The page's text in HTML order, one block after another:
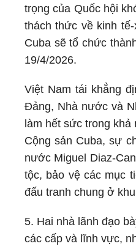
trọng của Quốc hội
thách thức về kinh
Cuba sẽ tổ chức
19/4/2026.
Việt Nam tái khẳng
Đảng, Nhà nước và
làm hết sức trong
Cộng sản Cuba, sự
nước Miguel Diaz-
tộc, bảo vệ các mục
đấu tranh chung ở
5. Hai nhà lãnh đạo
các cấp và lĩnh vực,